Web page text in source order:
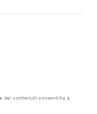
dei contenuti consentita a